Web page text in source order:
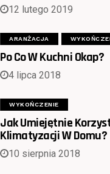
12 lutego 2019
ARANŻACJA
Po Co W Kuchni Okap?
4 lipca 2018
WYKOŃCZENIE
Jak Umiejętnie
Klimatyzacji W Domu?
10 sierpnia 2018